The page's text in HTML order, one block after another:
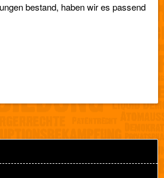
bestand, haben wir es passend